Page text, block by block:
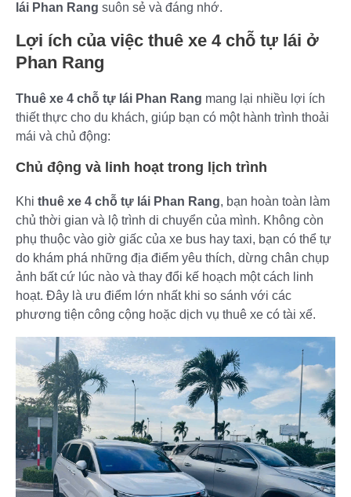
lái Phan Rang suôn sẻ và đáng nhớ.
Lợi ích của việc thuê xe 4 chỗ tự lái ở
Phan Rang
Thuê xe 4 chỗ tự lái Phan Rang mang lại nhiều lợi ích
thiết thực cho du khách, giúp bạn có một hành trình thoải
mái và chủ động:
Chủ động và linh hoạt trong lịch trình
Khi thuê xe 4 chỗ tự lái Phan Rang, bạn hoàn toàn làm
chủ thời gian và lộ trình di chuyển của mình. Không còn
phụ thuộc vào giờ giấc của xe bus hay taxi, bạn có thể tự
do khám phá những địa điểm yêu thích, dừng chân chụp
ảnh bất cứ lúc nào và thay đổi kế hoạch một cách linh
hoạt. Đây là ưu điểm lớn nhất khi so sánh với các
phương tiện công cộng hoặc dịch vụ thuê xe có tài xế.